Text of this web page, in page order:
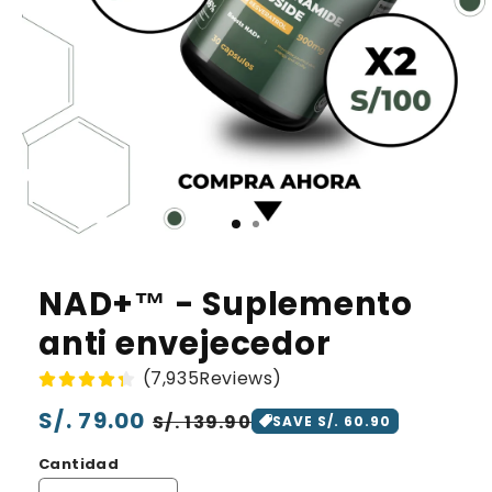
NAD+™️ - Suplemento
anti envejecedor
(7,935Reviews)
Precio
habitual
S/. 79.00 Precio
S/. 139.90 SAVE S/. 60.90
Cantidad